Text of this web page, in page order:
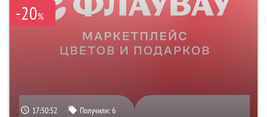
-20%
17:50:51 Получили:6